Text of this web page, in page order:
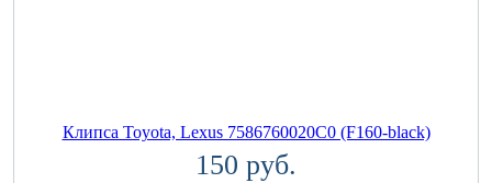
Клипса Toyota, Lexus 7586760020C0 (F160-black)
150 руб.